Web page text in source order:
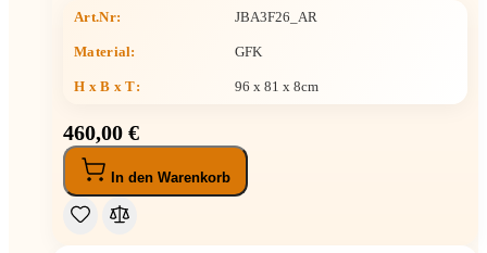
Art.Nr: JBA3F26_AR
Material: GFK
H x B x T: 96 x 81 x 8cm
460,00 €
In den Warenkorb